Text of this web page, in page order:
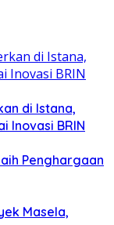
di Istana,
Inovasi BRIN
Penghargaan
Masela,